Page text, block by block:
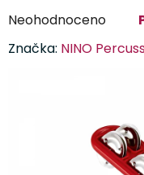
Průměrné
produktu
Neohodnoceno
Značka: NINO